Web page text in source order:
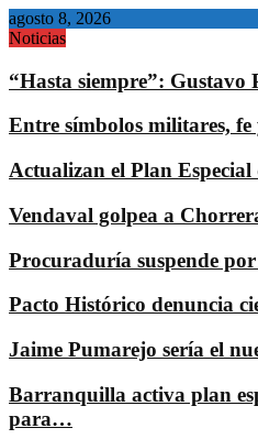
agosto 8, 2026
Noticias
“Hasta siempre”: Gustavo
Entre símbolos militares,
Actualizan el Plan
Vendaval golpea a
Procuraduría suspende
Pacto Histórico denuncia
Jaime Pumarejo sería el
Barranquilla activa plan
para…